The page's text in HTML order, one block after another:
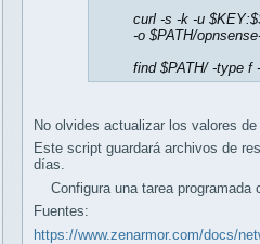
curl -s -k -u
-o $PATH/
find $PATH/ -type f
No olvides actualizar los valores
Este script guardará archivos de
días.
Configura una tarea programada
Fuentes:
https://www.zenarmor.com/docs/